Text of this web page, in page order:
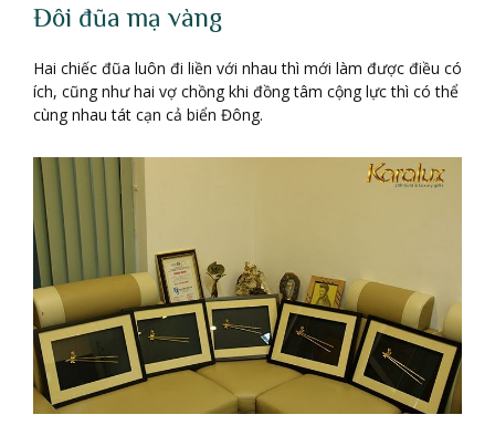
Đôi đũa mạ vàng
Hai chiếc đũa luôn đi liền với nhau thì mới làm được điều có
ích, cũng như hai vợ chồng khi đồng tâm cộng lực thì có thể
cùng nhau tát cạn cả biển Đông.